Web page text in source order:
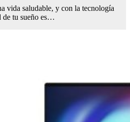
vida saludable, y con la tecnología
de tu sueño es…